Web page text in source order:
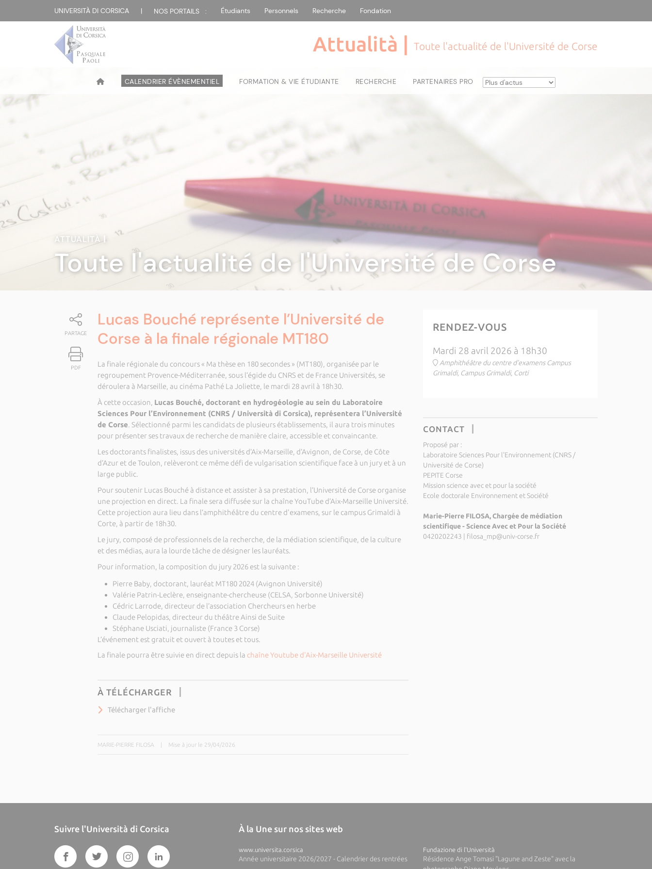
UNIVERSITÀ DI CORSICA | NOS PORTAILS : Étudiants Personnels Recherche Fondation
Attualità | Toute l'actualité de l'Université de Corse
CALENDRIER ÉVÈNEMENTIEL FORMATION & VIE ÉTUDIANTE RECHERCHE PARTENAIRES PRO
ATTUALITÀ|
Toute l'actualité de l'Université de Corse
PARTAGE
PDF
Lucas Bouché représente l’Université de
Corse à la finale régionale MT180
La finale régionale du concours « Ma thèse en 180 secondes » (MT180), organisée par le
regroupement Provence-Méditerranée, sous l’égide du CNRS et de France Universités, se
déroulera à Marseille, au cinéma Pathé La Joliette, le mardi 28 avril à 18h30.
À cette occasion, Lucas Bouché, doctorant en hydrogéologie au sein du Laboratoire
Sciences Pour l’Environnement (CNRS / Università di Corsica), représentera l’Université
de Corse. Sélectionné parmi les candidats de plusieurs établissements, il aura trois minutes
pour présenter ses travaux de recherche de manière claire, accessible et convaincante.
Les doctorants finalistes, issus des universités d’Aix-Marseille, d’Avignon, de Corse, de Côte
d’Azur et de Toulon, relèveront ce même défi de vulgarisation scientifique face à un jury et à un
large public.
Pour soutenir Lucas Bouché à distance et assister à sa prestation, l’Université de Corse organise
une projection en direct. La finale sera diffusée sur la chaîne YouTube d’Aix-Marseille Université.
Cette projection aura lieu dans l’amphithéâtre du centre d'examens, sur le campus Grimaldi à
Corte, à partir de 18h30.
Le jury, composé de professionnels de la recherche, de la médiation scientifique, de la culture
et des médias, aura la lourde tâche de désigner les lauréats.
Pour information, la composition du jury 2026 est la suivante :
Pierre Baby, doctorant, lauréat MT180 2024 (Avignon Université)
Valérie Patrin-Leclère, enseignante-chercheuse (CELSA, Sorbonne Université)
Cédric Larrode, directeur de l’association Chercheurs en herbe
Claude Pelopidas, directeur du théâtre Ainsi de Suite
Stéphane Usciati, journaliste (France 3 Corse)
L’événement est gratuit et ouvert à toutes et tous.
La finale pourra être suivie en direct depuis la chaîne Youtube d'Aix-Marseille Université
À TÉLÉCHARGER
Télécharger l'affiche
MARIE-PIERRE FILOSA Mise à jour le 29/04/2026
RENDEZ-VOUS
Mardi 28 avril 2026 à 18h30
Amphithéâtre du centre d'examens Campus
Grimaldi, Campus Grimaldi, Corti
CONTACT
Proposé par :
Laboratoire Sciences Pour l'Environnement (CNRS /
Université de Corse)
PEPITE Corse
Mission science avec et pour la société
Ecole doctorale Environnement et Société
Marie-Pierre FILOSA, Chargée de médiation
scientifique - Science Avec et Pour la Société
0420202243
filosa_mp@univ-corse.fr
Suivre l'Università di Corsica À la Une sur nos sites web
www.universita.corsica
Année universitaire 2026/2027 - Calendrier des rentrées
Fundazione di l'Università
Résidence Ange Tomasi "Lagune and Zeste" avec la